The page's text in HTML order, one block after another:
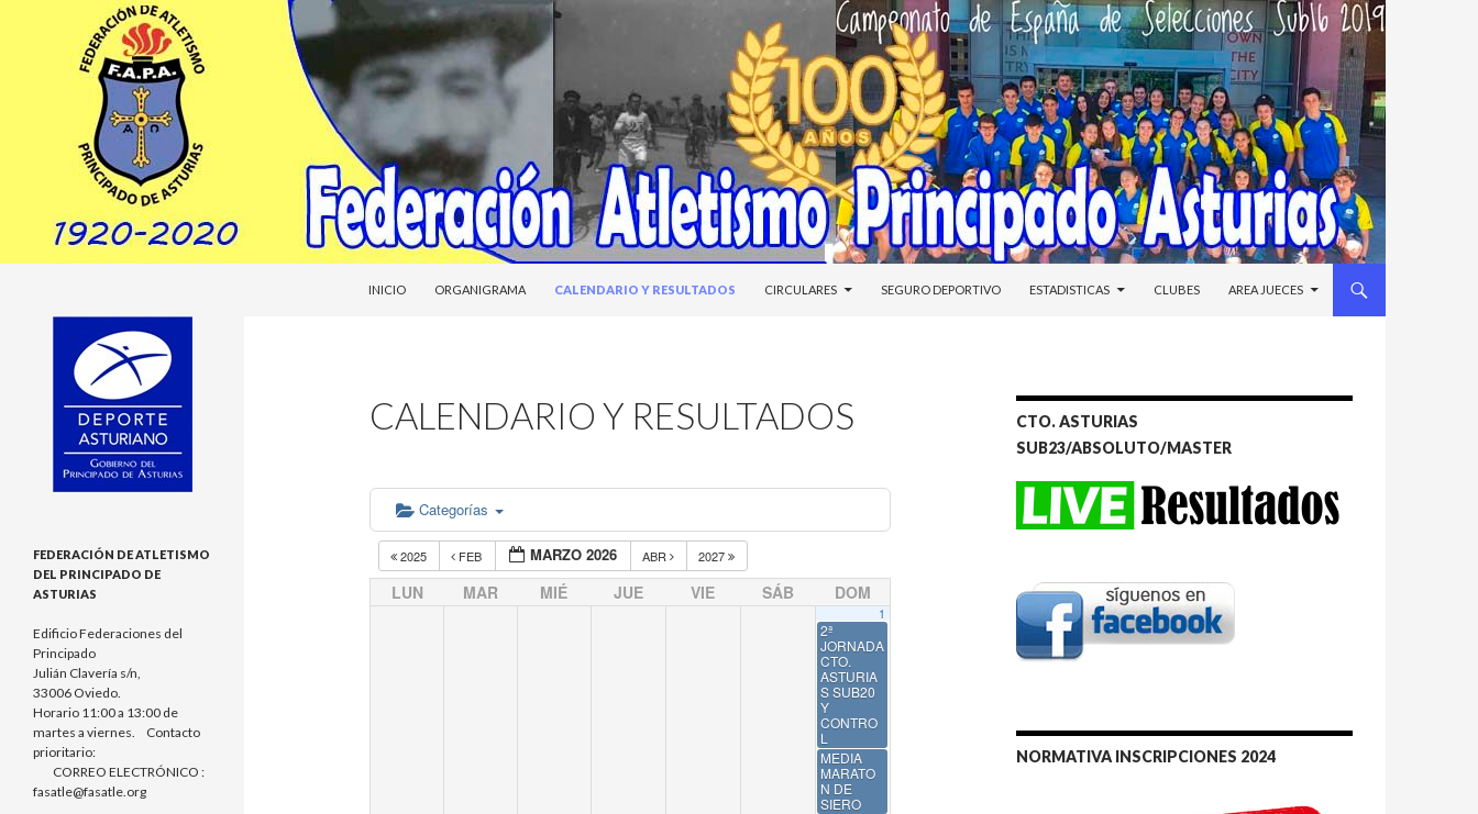
INICIO
ORGANIGRAMA CALENDARIO Y RESULTADOS CIRCULARES SEGURO DEPORTIVO ESTADISTICAS CLUBES AREA JUECES
CALENDARIO Y RESULTADOS
Categorías
2025 FEB MARZO 2026 ABR 2027
LUN MAR MIÉ JUE VIE SÁB DOM
1
2ª
JORNADA
CTO.
ASTURIA
S SUB20
Y
CONTRO
L
MEDIA
MARATO
N DE
SIERO
CTO. ASTURIAS
SUB23/ABSOLUTO/MASTER
NORMATIVA INSCRIPCIONES 2024
FEDERACIÓN DE ATLETISMO
DEL PRINCIPADO DE
ASTURIAS
Edificio Federaciones del
Principado
Julián Clavería s/n,
33006 Oviedo.
Horario 11:00 a 13:00 de
martes a viernes. Contacto
prioritario:
CORREO ELECTRÓNICO :
fasatle@fasatle.org